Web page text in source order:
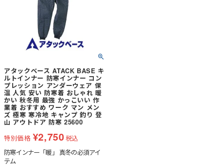
アタックベース ATACK BASE キ
ルトインナー 防寒インナー コン
プレッション アンダーウェア 保
温 人気 安い 防寒着 おしゃれ 暖
かい 秋冬用 最強 かっこいい 作
業着 おすすめ ワーク マン メン
ズ 極寒 寒冷地 キャンプ 釣り 登
山 アウトドア 防寒 25600
特別価格 ¥2,750税込
防寒インナー「暖」 真冬の必須アイ
テム